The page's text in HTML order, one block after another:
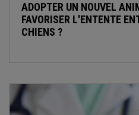
ADOPTER UN NOUVEL
FAVORISER L'ENTENTE
CHIENS ?